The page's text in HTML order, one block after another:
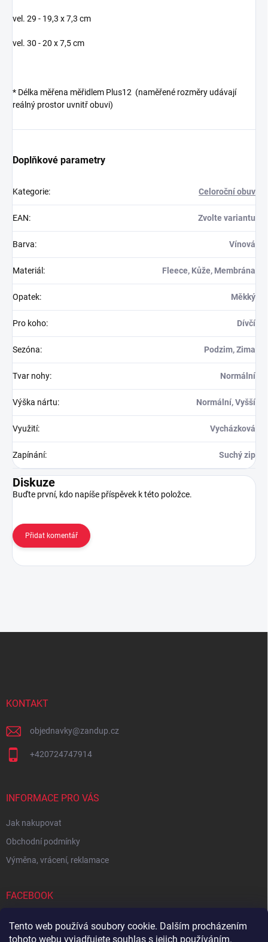
Tento web používá soubory cookie. Dalším procházením
tohoto webu vyjadřujete souhlas s jejich používáním.
vel. 29 - 19,3 x 7,3 cm
vel. 30 - 20 x 7,5 cm
* Délka měřena měřidlem Plus12 (naměřené rozměry udávají
reálný prostor uvnitř obuvi)
Doplňkové parametry
Kategorie: Celoroční obuv
EAN: Zvolte variantu
Barva: Vínová
Materiál : Fleece, Kůže, Membrána
Opatek: Měkký
Pro koho: Dívčí
Sezóna: Podzim, Zima
Tvar nohy: Normální
Výška nártu: Normální, Vyšší
Využití: Vycházková
Zapínání: Suchý zip
Diskuze
Buďte první, kdo napíše příspěvek k této položce.
Přidat komentář
KONTAKT
objednavky@zandup.cz
+420724747914
INFORMACE PRO VÁS
Jak nakupovat
Obchodní podmínky
Výměna, vrácení, reklamace
FACEBOOK